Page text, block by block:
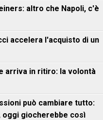
altro che Napoli, c'è
accelera l'acquisto di un
arriva in ritiro: la volontà
può cambiare tutto:
oggi giocherebbe così